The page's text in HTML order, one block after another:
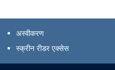
अस्वीकरण
स्क्रीन रीडर एक्सेस